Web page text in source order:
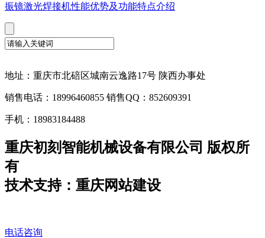
振镜激光焊接机性能优势及功能特点介绍
地址：重庆市北碚区城南云逸路17号 陕西办事处
销售电话：18996460855 销售QQ：852609391
手机：18983184488
重庆初刻智能机械设备有限公司 版权所
有
技术支持：重庆网站建设
电话咨询